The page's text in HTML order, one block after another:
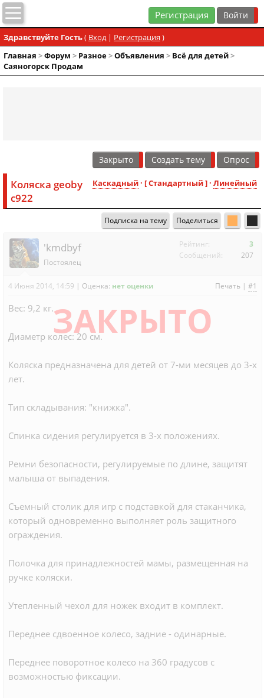
Регистрация
Здравствуйте Гость( Вход| Регистрация )
Главная >Форум > Разное>Объявления > Всё для детей>
Саяногорск Продам
Закрыто Создать тему Опрос
Каскадный· [ Стандартный ] · Линейный
Коляска geoby
c922
Подписка на тему Поделиться
'kmdbyf
Постоялец
Рейтинг:
3
Сообщений:
207
Печать | #1
4 Июня 2014, 14:59 | Оценка: нет оценки
ЗАКРЫТО
Вес: 9,2 кг.
Диаметр колес: 20 см.
Коляска предназначена для детей от 7-ми месяцев до 3-х
лет.
Тип складывания: "книжка".
Спинка сидения регулируется в 3-х положениях.
Ремни безопасности, регулируемые по длине, защитят
малыша от выпадения.
Съемный столик для игр с подставкой для стаканчика,
который одновременно выполняет роль защитного
ограждения.
Полочка для принадлежностей мамы, размещенная на
ручке коляски.
Утепленный чехол для ножек входит в комплект.
Переднее сдвоенное колесо, задние - одинарные.
Переднее поворотное колесо на 360 градусов с
возможностью фиксации.